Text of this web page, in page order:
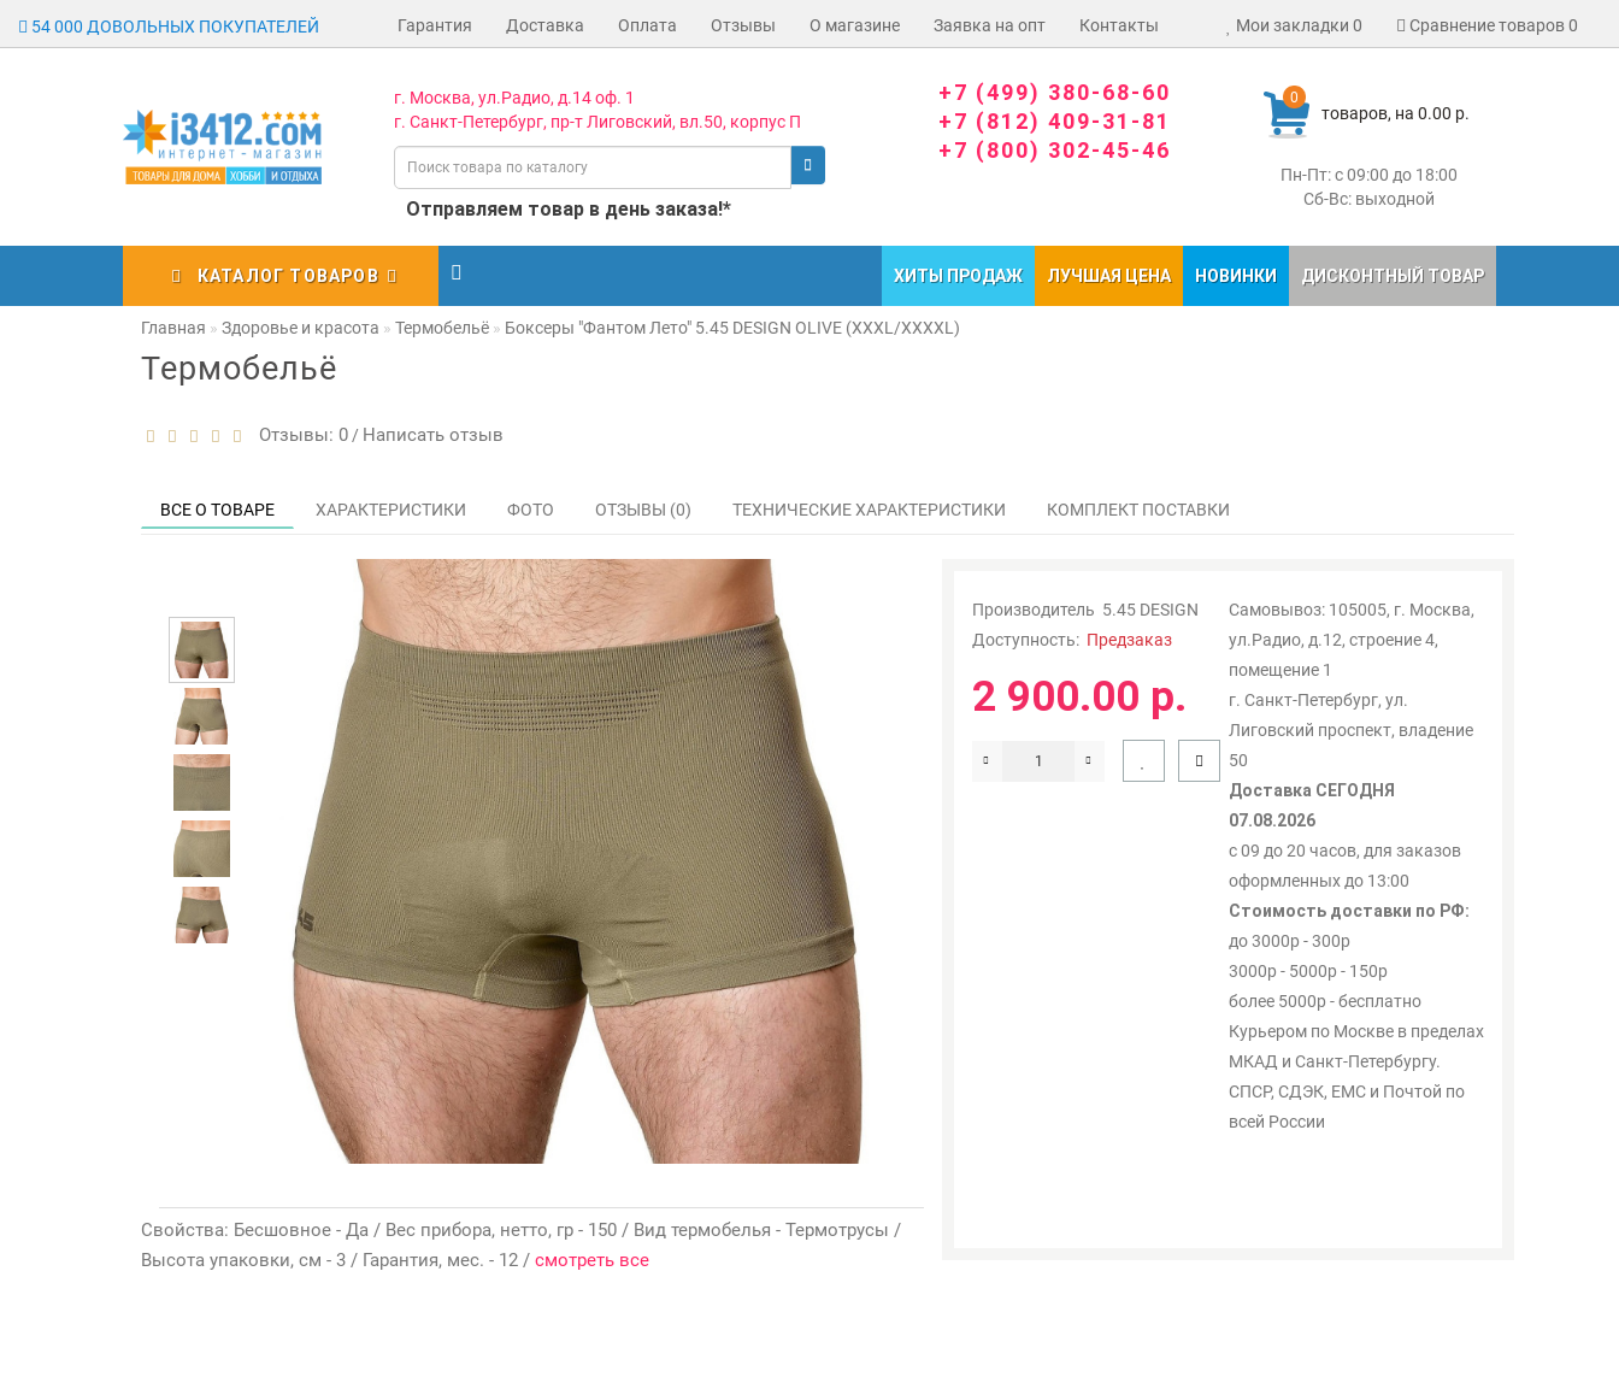
54 000 ДОВОЛЬНЫХ ПОКУПАТЕЛЕЙ Гарантия Доставка Оплата Отзывы О магазине Заявка на опт Контакты Мои закладки 0 Сравнение товаров0
0
товаров, на 0.00 р.
Пн-Пт: с 09:00 до 18:00
Сб-Вс: выходной
г. Москва, ул.Радио, д.14 оф. 1
г. Санкт-Петербург, пр-т Лиговский, вл.50, корпус П
Отправляем товар в день заказа!*
+7 (499) 380-68-60
+7 (812) 409-31-81
+7 (800) 302-45-46
КАТАЛОГ ТОВАРОВ ХИТЫ ПРОДАЖ ЛУЧШАЯ ЦЕНА НОВИНКИ ДИСКОНТНЫЙ ТОВАР
Главная Здоровье и красота Термобельё Боксеры "Фантом Лето" 5.45 DESIGN OLIVE (XXXL/XXXXL)
Термобельё
Отзывы: 0 / Написать отзыв
ВСЕ О ТОВАРЕ ХАРАКТЕРИСТИКИ ФОТО ОТЗЫВЫ (0) ТЕХНИЧЕСКИЕ ХАРАКТЕРИСТИКИ КОМПЛЕКТ ПОСТАВКИ
Свойства: Бесшовное - Да / Вес прибора, нетто, гр - 150 / Вид термобелья - Термотрусы /
Высота упаковки, см - 3 / Гарантия, мес. - 12 / смотреть все
Производитель 5.45 DESIGN
Доступность: Предзаказ
Самовывоз: 105005, г. Москва,
ул.Радио, д.12, строение 4,
помещение 1
г. Санкт-Петербург, ул.
Лиговский проспект, владение
50
Доставка СЕГОДНЯ
07.08.2026
с 09 до 20 часов, для заказов
оформленных до 13:00
Стоимость доставки по РФ:
до 3000р - 300р
3000р - 5000р - 150р
более 5000р - бесплатно
Курьером по Москве в пределах
МКАД и Санкт-Петербургу.
СПСР, СДЭК, ЕМС и Почтой по
всей России
2 900.00 р.